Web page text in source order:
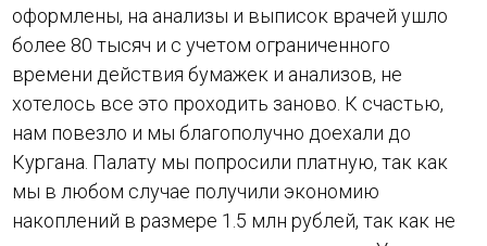
оформлены, на анализы и выписок врачей ушло
более 80 тысяч и с учетом ограниченного
времени действия бумажек и анализов, не
хотелось все это проходить заново. К счастью,
нам повезло и мы благополучно доехали до
Кургана. Палату мы попросили платную, так как
мы в любом случае получили экономию
накоплений в размере 1.5 млн рублей, так как не